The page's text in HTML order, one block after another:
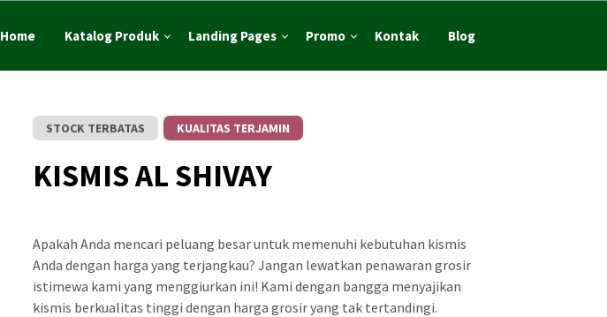
Home Katalog Produk Landing Pages Promo Kontak Blog
STOCK TERBATAS KUALITAS TERJAMIN
KISMIS AL SHIVAY
Apakah Anda mencari peluang besar untuk memenuhi kebutuhan kismis
Anda dengan harga yang terjangkau? Jangan lewatkan penawaran grosir
istimewa kami yang menggiurkan ini! Kami dengan bangga menyajikan
kismis berkualitas tinggi dengan harga grosir yang tak tertandingi.